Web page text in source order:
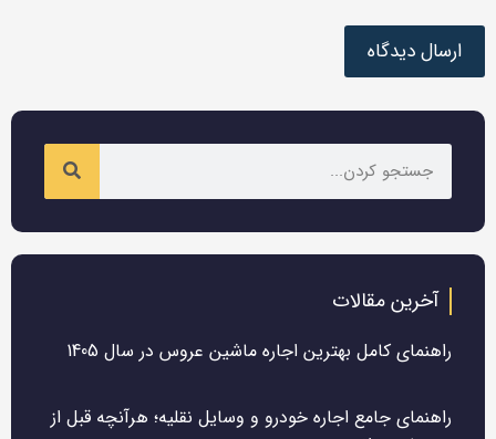
آخرین مقالات
راهنمای کامل بهترین اجاره ماشین عروس در سال 1405
راهنمای جامع اجاره خودرو و وسایل نقلیه؛ هرآنچه قبل از